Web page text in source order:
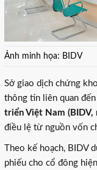
Ảnh minh họa: BIDV
Sở giao dịch chứng
thông tin liên quan
triển Việt Nam (BIDV,
điều lệ từ nguồn vốn
Theo kế hoạch, BIDV
phiếu cho cổ đông